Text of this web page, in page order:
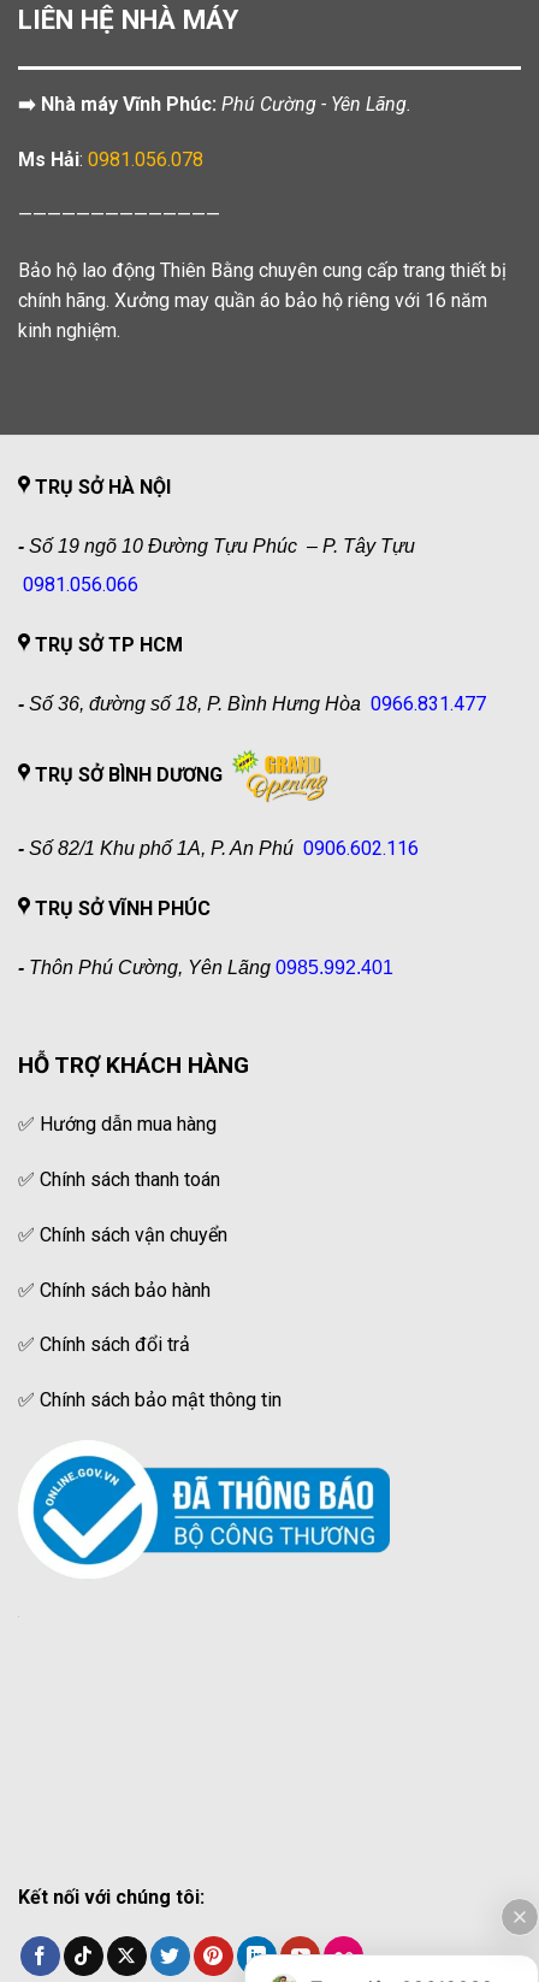
LIÊN HỆ NHÀ MÁY
➡️ Nhà máy Vĩnh Phúc: Phú Cường - Yên Lãng.
Ms Hải: 0981.056.078
——————————————
Bảo hộ lao động Thiên Bằng chuyên cung cấp trang thiết bị
chính hãng. Xưởng may quần áo bảo hộ riêng với 16 năm
kinh nghiệm.
TRỤ SỞ HÀ NỘI
- Số 19 ngõ 10 Đường Tựu Phúc – P. Tây Tựu
0981.056.066
TRỤ SỞ TP HCM
- Số 36, đường số 18, P. Bình Hưng Hòa 0966.831.477
TRỤ SỞ BÌNH DƯƠNG
- Số 82/1 Khu phố 1A, P. An Phú 0906.602.116
TRỤ SỞ VĨNH PHÚC
- Thôn Phú Cường, Yên Lãng 0985.992.401
HỖ TRỢ KHÁCH HÀNG
✅ Hướng dẫn mua hàng
✅ Chính sách thanh toán
✅ Chính sách vận chuyển
✅ Chính sách bảo hành
✅ Chính sách đổi trả
✅ Chính sách bảo mật thông tin
Kết nối với chúng tôi: